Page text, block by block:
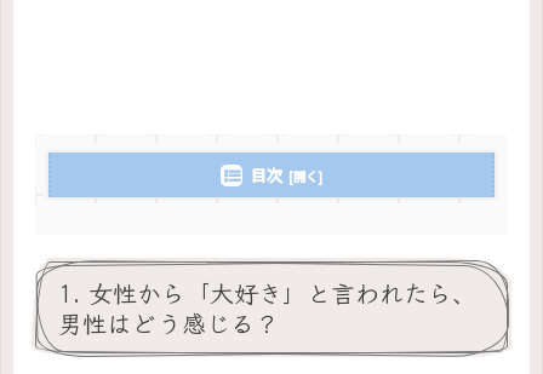
目次
1. 女性から「大好き」と言われたら、
男性はどう感じる？